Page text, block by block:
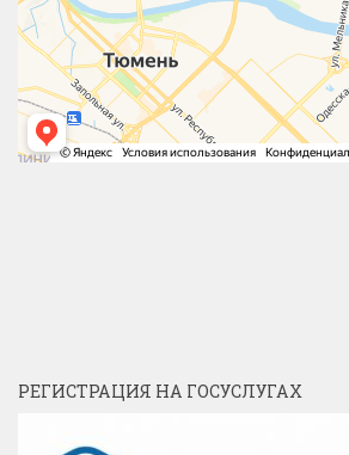
РЕГИСТРАЦИЯ НА ГОСУСЛУГАХ